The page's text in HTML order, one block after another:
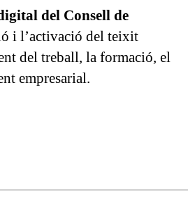
del Consell de
i l’activació del teixit
del treball, la formació, el
empresarial.